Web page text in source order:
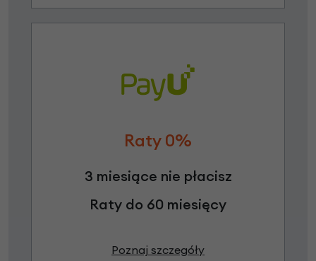
Raty 0%
3 miesiące nie płacisz
Raty do 60 miesięcy
Poznaj szczegóły